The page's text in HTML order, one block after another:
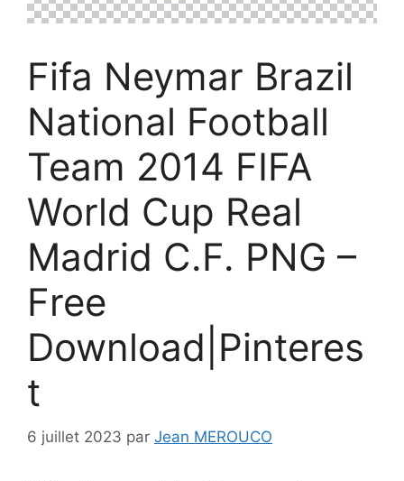
Fifa Neymar Brazil
National Football
Team 2014 FIFA
World Cup Real
Madrid C.F. PNG –
Free
Download|Pinteres
t
6 juillet 2023 par Jean MEROUCO